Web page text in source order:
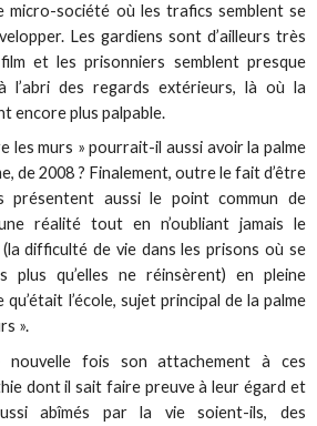
micro-société où les trafics semblent se
Les gardiens sont d’ailleurs très
et les prisonniers semblent presque
l’abri des regards extérieurs, là où la
encore plus palpable.
les murs » pourrait-il aussi avoir la palme
de 2008 ? Finalement, outre le fait d’être
présentent aussi le point commun de
réalité tout en n’oubliant jamais le
difficulté de vie dans les prisons où se
plus qu’elles ne réinsèrent) en pleine
qu’était l’école, sujet principal de la palme
».
nouvelle fois son attachement à ces
dont il sait faire preuve à leur égard et
abîmés par la vie soient-ils, des